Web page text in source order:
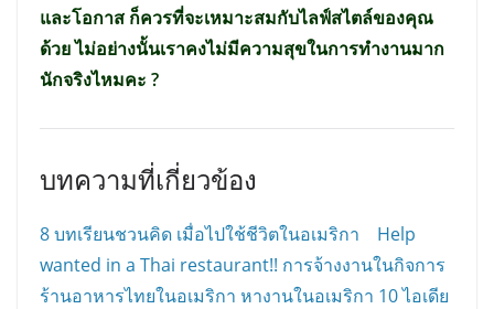
และโอกาส ก็ควรที่จะเหมาะสมกับไลฟ์สไตล์ของคุณ
ด้วย ไม่อย่างนั้นเราคงไม่มีความสุขในการทำงานมาก
นักจริงไหมคะ ?
บทความที่เกี่ยวข้อง
8 บทเรียนชวนคิด เมื่อไปใช้ชีวิตในอเมริกา
Help
wanted in a Thai restaurant!! การจ้างงานในกิจการ
ร้านอาหารไทยในอเมริกา หางานในอเมริกา 10 ไอเดีย